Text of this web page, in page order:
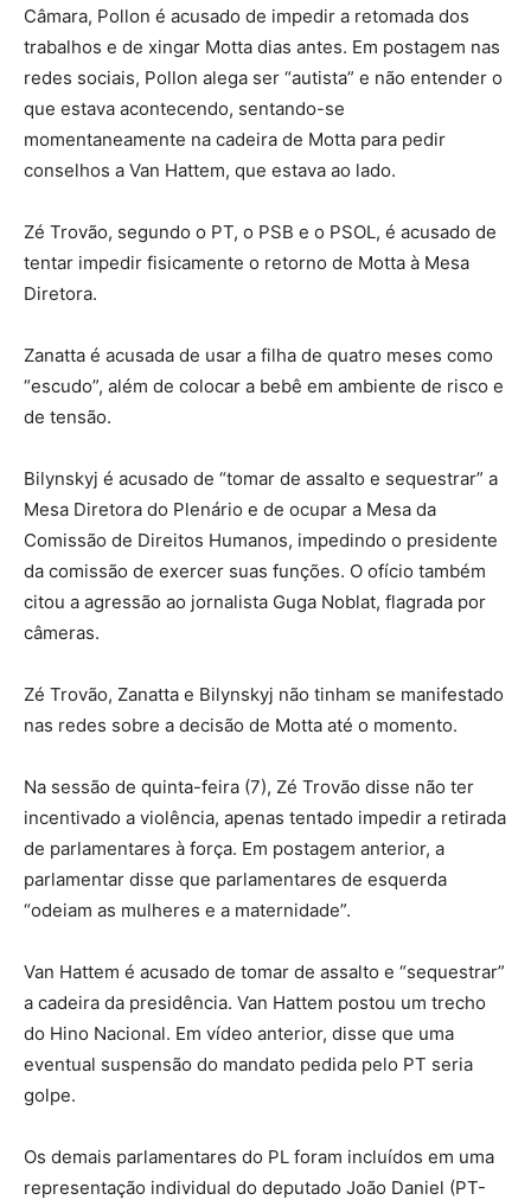
Câmara, Pollon é acusado de impedir a retomada dos
trabalhos e de xingar Motta dias antes. Em postagem nas
redes sociais, Pollon alega ser “autista” e não entender o
que estava acontecendo, sentando-se
momentaneamente na cadeira de Motta para pedir
conselhos a Van Hattem, que estava ao lado.
Zé Trovão, segundo o PT, o PSB e o PSOL, é acusado de
tentar impedir fisicamente o retorno de Motta à Mesa
Diretora.
Zanatta é acusada de usar a filha de quatro meses como
“escudo”, além de colocar a bebê em ambiente de risco e
de tensão.
Bilynskyj é acusado de “tomar de assalto e sequestrar” a
Mesa Diretora do Plenário e de ocupar a Mesa da
Comissão de Direitos Humanos, impedindo o presidente
da comissão de exercer suas funções. O ofício também
citou a agressão ao jornalista Guga Noblat, flagrada por
câmeras.
Zé Trovão, Zanatta e Bilynskyj não tinham se manifestado
nas redes sobre a decisão de Motta até o momento.
Na sessão de quinta-feira (7), Zé Trovão disse não ter
incentivado a violência, apenas tentado impedir a retirada
de parlamentares à força. Em postagem anterior, a
parlamentar disse que parlamentares de esquerda
“odeiam as mulheres e a maternidade”.
Van Hattem é acusado de tomar de assalto e “sequestrar”
a cadeira da presidência. Van Hattem postou um trecho
do Hino Nacional. Em vídeo anterior, disse que uma
eventual suspensão do mandato pedida pelo PT seria
golpe.
Os demais parlamentares do PL foram incluídos em uma
representação individual do deputado João Daniel (PT-